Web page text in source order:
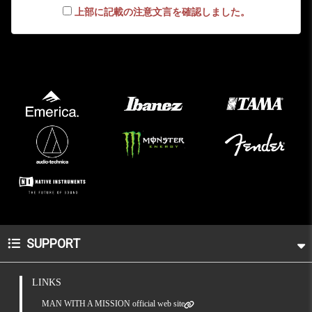
上部に記載の注意文言を確認しました。
SUPPORT
LINKS
MAN WITH A MISSION official web site